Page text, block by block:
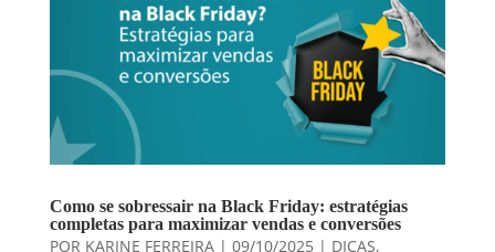
Como se sobressair na Black Friday: estratégias
completas para maximizar vendas e conversões
POR KARINE FERREIRA| 09/10/2025 | DICAS,